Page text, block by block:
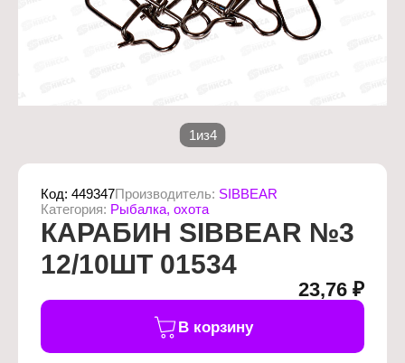
1из4
Код: 449347Производитель: SIBBEAR
Категория: Рыбалка, охота
КАРАБИН SIBBEAR №3
12/10ШТ 01534
23,76 ₽
В корзину